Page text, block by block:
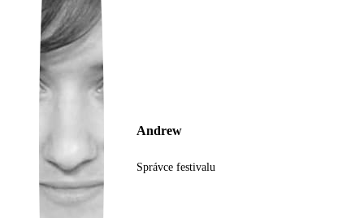
Ukrainian
Andrew
Správce festivalu